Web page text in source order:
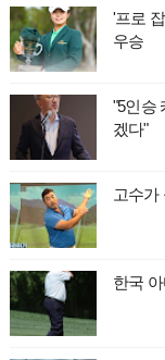
'프로
우승
"5인승
겠다"
고수가
한국